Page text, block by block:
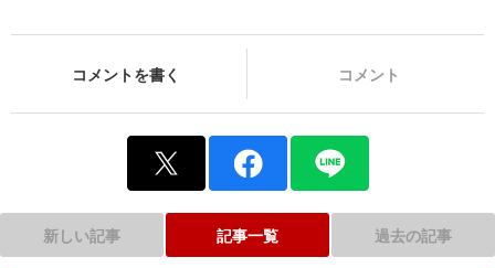
コメントを書く コメント
新しい記事 記事一覧 過去の記事